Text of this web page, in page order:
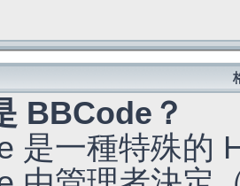
BBCode？
是一種特殊的